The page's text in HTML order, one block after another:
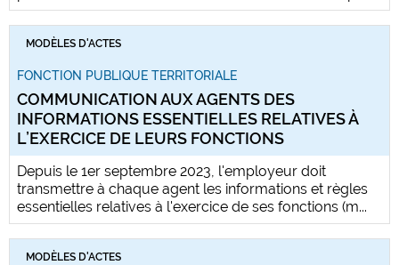
MODÈLES D'ACTES
FONCTION PUBLIQUE TERRITORIALE
COMMUNICATION AUX AGENTS DES
INFORMATIONS ESSENTIELLES RELATIVES À
L’EXERCICE DE LEURS FONCTIONS
Depuis le 1er septembre 2023, l'employeur doit
transmettre à chaque agent les informations et règles
essentielles relatives à l'exercice de ses fonctions (m...
MODÈLES D'ACTES